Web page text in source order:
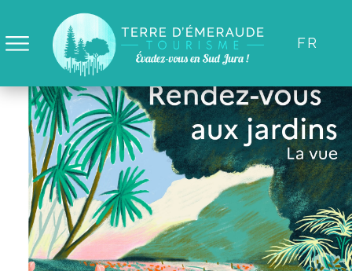
FR
Panneau de gestion des cookies